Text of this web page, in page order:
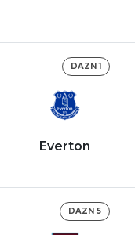
DAZN 1
Everton
DAZN 5